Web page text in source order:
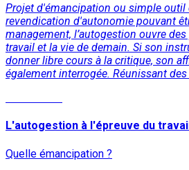
Projet d'émancipation ou simple outil
revendication d'autonomie pouvant
management, l’autogestion ouvre
travail et la vie de demain. Si son
donner libre cours à la critique, son
également interrogée. Réunissant
L'autogestion à l'épreuve du travail
Quelle émancipation ?